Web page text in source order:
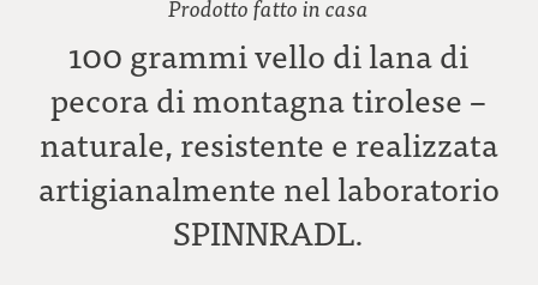
Prodotto fatto in casa
100 grammi vello di lana di
pecora di montagna tirolese –
naturale, resistente e realizzata
artigianalmente nel laboratorio
SPINNRADL.